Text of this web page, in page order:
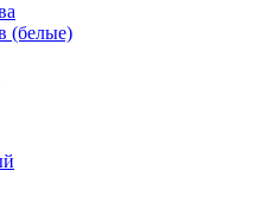
(белые)